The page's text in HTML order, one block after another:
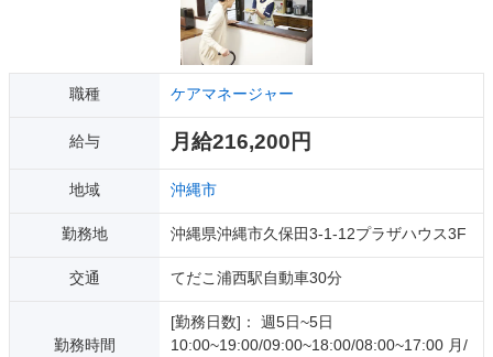
職種 ケアマネージャー
給与 月給216,200円
地域 沖縄市
勤務地 沖縄県沖縄市久保田3-1-12プラザハウス3F
交通 てだこ浦西駅自動車30分
勤務時間
[勤務日数]： 週5日~5日
10:00~19:00/09:00~18:00/08:00~17:00 月/